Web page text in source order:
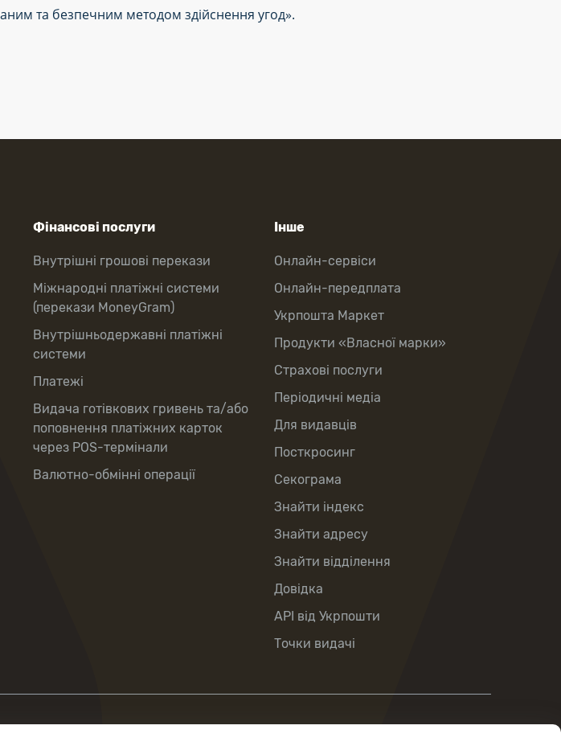
та безпечним методом здійснення угод».
Фінансові послуги
Внутрішні грошові перекази
Міжнародні платіжні системи
(перекази MoneyGram)
Внутрішньодержавні платіжні
системи
Платежі
Видача готівкових гривень та/або
поповнення платіжних карток
через POS-термінали
Валютно-обмінні операції
Інше
Онлайн-сервіси
Онлайн-передплата
Укрпошта Маркет
Продукти «Власної марки»
Страхові послуги
Періодичні медіа
Для видавців
Посткросинг
Секограма
Знайти індекс
Знайти адресу
Знайти відділення
Довідка
API від Укрпошти
Точки видачі